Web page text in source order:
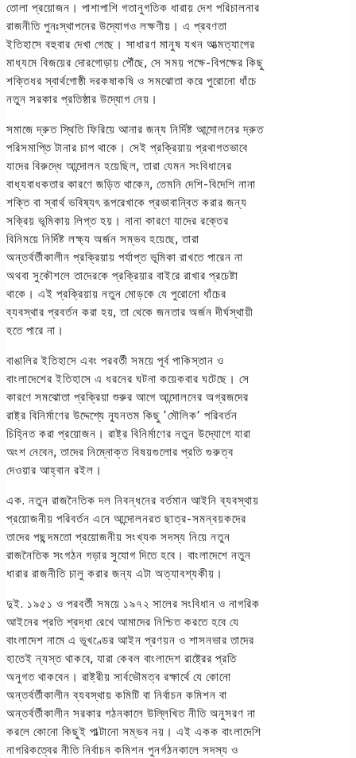
তোলা প্রয়োজন। পাশাপাশি গতানুগতিক ধারায় দেশ পরিচালনার
রাজনীতি পুনঃস্থাপনের উদ্যোগও লক্ষণীয়। এ প্রবণতা
ইতিহাসে বহুবার দেখা গেছে। সাধারণ মানুষ যখন আত্মত্যাগের
মাধ্যমে বিজয়ের দোরগোড়ায় পৌঁছে, সে সময় পক্ষে-বিপক্ষের কিছু
শক্তিধর স্বার্থগোষ্ঠী দরকষাকষি ও সমঝোতা করে পুরোনো ধাঁচে
নতুন সরকার প্রতিষ্ঠার উদ্যোগ নেয়।
সমাজে দ্রুত স্থিতি ফিরিয়ে আনার জন্য নির্দিষ্ট আন্দোলনের দ্রুত
পরিসমাপ্তি টানার চাপ থাকে। সেই প্রক্রিয়ায় প্রথাগতভাবে
যাদের বিরুদ্ধে আন্দোলন হয়েছিল, তারা যেমন সংবিধানের
বাধ্যবাধকতার কারণে জড়িত থাকেন, তেমনি দেশি-বিদেশি নানা
শক্তি বা স্বার্থ ভবিষ্যৎ রূপরেখাকে প্রভাবান্বিত করার জন্য
সক্রিয় ভূমিকায় লিপ্ত হয়। নানা কারণে যাদের রক্তের
বিনিময়ে নির্দিষ্ট লক্ষ্য অর্জন সম্ভব হয়েছে, তারা
অন্তর্বর্তীকালীন প্রক্রিয়ায় পর্যাপ্ত ভূমিকা রাখতে পারেন না
অথবা সুকৌশলে তাদেরকে প্রক্রিয়ার বাইরে রাখার প্রচেষ্টা
থাকে। এই প্রক্রিয়ায় নতুন মোড়কে যে পুরোনো ধাঁচের
ব্যবস্থার প্রবর্তন করা হয়, তা থেকে জনতার অর্জন দীর্ঘস্থায়ী
হতে পারে না।
বাঙালির ইতিহাসে এবং পরবর্তী সময়ে পূর্ব পাকিস্তান ও
বাংলাদেশের ইতিহাসে এ ধরনের ঘটনা কয়েকবার ঘটেছে। সে
কারণে সমঝোতা প্রক্রিয়া শুরুর আগে আন্দোলনের অগ্রজদের
রাষ্ট্র বিনির্মাণের উদ্দেশ্যে ন্যূনতম কিছু ‘মৌলিক’ পরিবর্তন
চিহ্নিত করা প্রয়োজন। রাষ্ট্র বিনির্মাণের নতুন উদ্যোগে যারা
অংশ নেবেন, তাদের নিম্নোক্ত বিষয়গুলোর প্রতি গুরুত্ব
দেওয়ার আহ্বান রইল।
এক. নতুন রাজনৈতিক দল নিবন্ধনের বর্তমান আইনি ব্যবস্থায়
প্রয়োজনীয় পরিবর্তন এনে আন্দোলনরত ছাত্র-সমন্বয়কদের
তাদের পছন্দমতো প্রয়োজনীয় সংখ্যক সদস্য নিয়ে নতুন
রাজনৈতিক সংগঠন গড়ার সুযোগ দিতে হবে। বাংলাদেশে নতুন
ধারার রাজনীতি চালু করার জন্য এটা অত্যাবশ্যকীয়।
দুই. ১৯৫১ ও পরবর্তী সময়ে ১৯৭২ সালের সংবিধান ও নাগরিক
আইনের প্রতি শ্রদ্ধা রেখে আমাদের নিশ্চিত করতে হবে যে
বাংলাদেশ নামে এ ভূখণ্ডের আইন প্রণয়ন ও শাসনভার তাদের
হাতেই ন্যস্ত থাকবে, যারা কেবল বাংলাদেশ রাষ্ট্রের প্রতি
অনুগত থাকবেন। রাষ্ট্রীয় সার্বভৌমত্ব রক্ষার্থে যে কোনো
অন্তর্বর্তীকালীন ব্যবস্থায় কমিটি বা নির্বাচন কমিশন বা
অন্তর্বর্তীকালীন সরকার গঠনকালে উল্লিখিত নীতি অনুসরণ না
করলে কোনো কিছুই পাল্টানো সম্ভব নয়। এই একক বাংলাদেশি
নাগরিকত্বের নীতি নির্বাচন কমিশন পুনর্গঠনকালে সদস্য ও